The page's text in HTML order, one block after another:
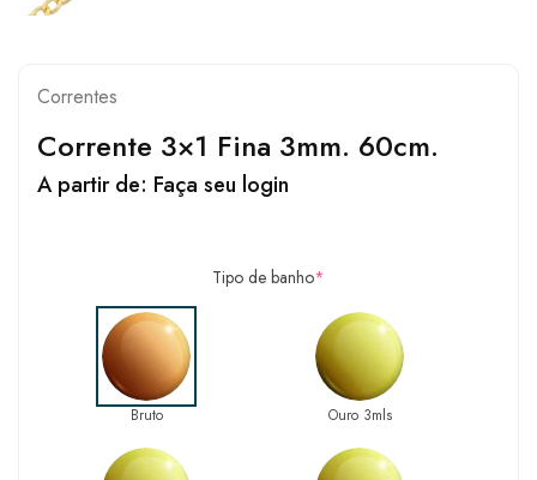
Correntes
Corrente 3×1 Fina 3mm. 60cm.
A partir de: Faça seu login
Tipo de banho*
Bruto Ouro 3mls